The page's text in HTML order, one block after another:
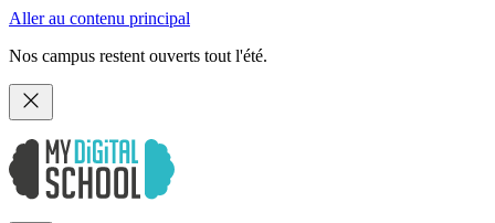
Aller au contenu principal
Nos campus restent ouverts tout l'été.